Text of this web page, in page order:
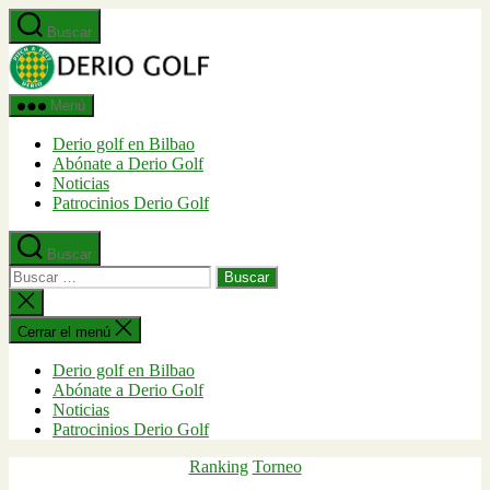
Saltar
contenido
Buscar
Menú
Derio golf en Bilbao
Abónate a Derio Golf
Noticias
Patrocinios Derio Golf
Buscar
Buscar:
Cerrar
la
búsqueda
Cerrar el menú
Derio golf en Bilbao
Abónate a Derio Golf
Noticias
Patrocinios Derio Golf
Categorías
Ranking Torneo